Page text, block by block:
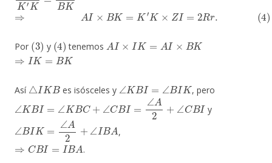
⇒(4)A BK=K ×Z 2Rr.
Por
(3)
y
(4 )
tenemos
A I× =AI
K
⇒IK=B K
Así
△ KB
es isósceles y
∠KBI= IK
, pero
CBI
y
∠BIK= A2+∠ A
,
BI=IB
.